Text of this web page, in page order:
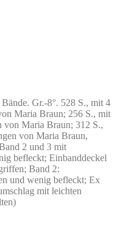
Gr.-8°. 528 S., mit 4
Maria Braun; 256 S., mit
von Maria Braun; 312 S.,
von Maria Braun,
2 und 3 mit
befleckt; Einbanddeckel
Band 2:
und wenig befleckt; Ex
mit leichten